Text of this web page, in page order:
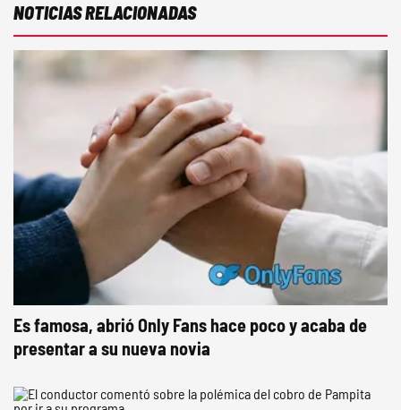
NOTICIAS RELACIONADAS
Es famosa, abrió Only Fans hace poco y acaba de
presentar a su nueva novia